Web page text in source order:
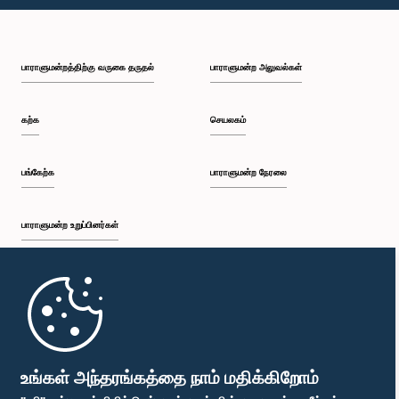
உங்கள் அந்தரங்கத்தை நாம் மதிக்கிறோம்
பி.ப. 1:10 - பி.ப. 1:20
பி.ப. 1:30 - பி.ப. 1:38
பி.ப. 1:45 - பி.ப. 2:00
பாராளுமன்றத்திற்கு வருகை தருதல்
கற்க
பங்கேற்க
பாராளுமன்ற உறுப்பினர்கள்
முதற்பக்கம்
பாராளுமன்ற அலுவல்கள்
செயலகம்
பாராளுமன்ற நேரலை
பாராளுமன்ற கையடக்க செயலி